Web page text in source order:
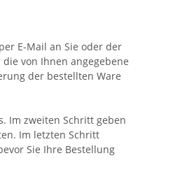
E-Mail an Sie oder der
von Ihnen angegebene
der bestellten Ware
Im zweiten Schritt geben
Im letzten Schritt
Sie Ihre Bestellung